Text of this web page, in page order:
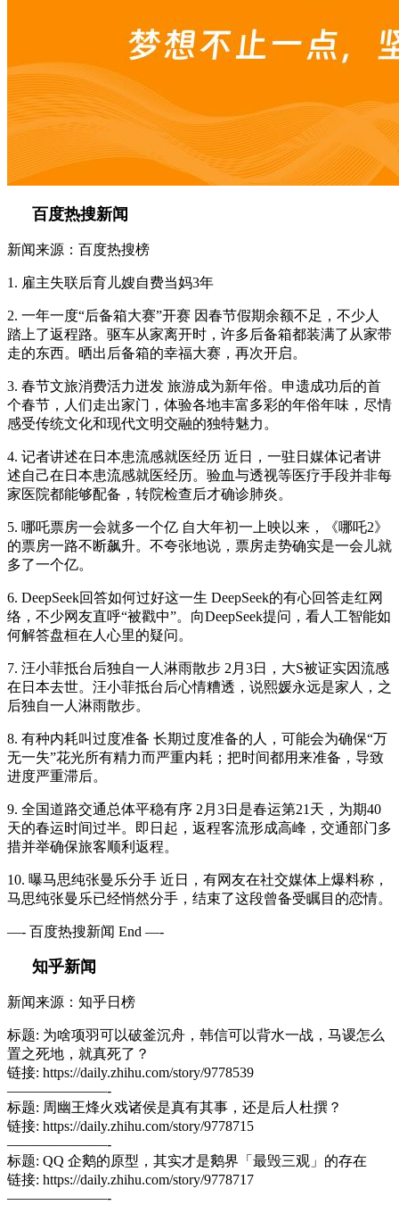
百度热搜新闻
新闻来源：百度热搜榜
1. 雇主失联后育儿嫂自费当妈3年
2. 一年一度“后备箱大赛”开赛 因春节假期余额不足，不少人
踏上了返程路。驱车从家离开时，许多后备箱都装满了从家带
走的东西。晒出后备箱的幸福大赛，再次开启。
3. 春节文旅消费活力迸发 旅游成为新年俗。申遗成功后的首
个春节，人们走出家门，体验各地丰富多彩的年俗年味，尽情
感受传统文化和现代文明交融的独特魅力。
4. 记者讲述在日本患流感就医经历 近日，一驻日媒体记者讲
述自己在日本患流感就医经历。验血与透视等医疗手段并非每
家医院都能够配备，转院检查后才确诊肺炎。
5. 哪吒票房一会就多一个亿 自大年初一上映以来，《哪吒2》
的票房一路不断飙升。不夸张地说，票房走势确实是一会儿就
多了一个亿。
6. DeepSeek回答如何过好这一生 DeepSeek的有心回答走红网
络，不少网友直呼“被戳中”。向DeepSeek提问，看人工智能如
何解答盘桓在人心里的疑问。
7. 汪小菲抵台后独自一人淋雨散步 2月3日，大S被证实因流感
在日本去世。汪小菲抵台后心情糟透，说熙媛永远是家人，之
后独自一人淋雨散步。
8. 有种内耗叫过度准备 长期过度准备的人，可能会为确保“万
无一失”花光所有精力而严重内耗；把时间都用来准备，导致
进度严重滞后。
9. 全国道路交通总体平稳有序 2月3日是春运第21天，为期40
天的春运时间过半。即日起，返程客流形成高峰，交通部门多
措并举确保旅客顺利返程。
10. 曝马思纯张曼乐分手 近日，有网友在社交媒体上爆料称，
马思纯张曼乐已经悄然分手，结束了这段曾备受瞩目的恋情。
—- 百度热搜新闻 End —-
知乎新闻
新闻来源：知乎日榜
标题: 为啥项羽可以破釜沉舟，韩信可以背水一战，马谡怎么
置之死地，就真死了？
链接: https://daily.zhihu.com/story/9778539
———————-
标题: 周幽王烽火戏诸侯是真有其事，还是后人杜撰？
链接: https://daily.zhihu.com/story/9778715
———————-
标题: QQ 企鹅的原型，其实才是鹅界「最毁三观」的存在
链接: https://daily.zhihu.com/story/9778717
———————-